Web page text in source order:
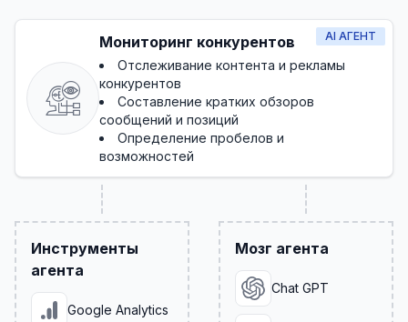
AI АГЕНТ
Мониторинг конкурентов
Отслеживание контента и рекламы
конкурентов
Составление кратких обзоров
сообщений и позиций
Определение пробелов и
возможностей
Инструменты
агента
Google Analytics
Мозг агента
Chat GPT